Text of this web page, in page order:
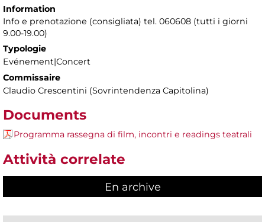
Information
Info e prenotazione (consigliata) tel. 060608 (tutti i giorni
9.00-19.00)
Typologie
Evénement|Concert
Commissaire
Claudio Crescentini (Sovrintendenza Capitolina)
Documents
Programma rassegna di film, incontri e readings teatrali
Attività correlate
En archive